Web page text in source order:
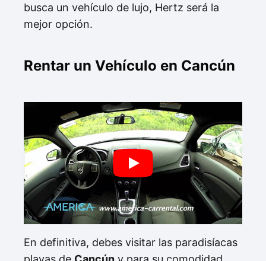
busca un vehículo de lujo, Hertz será la
mejor opción.
Rentar un Vehículo en Cancún
En definitiva, debes visitar las paradisíacas